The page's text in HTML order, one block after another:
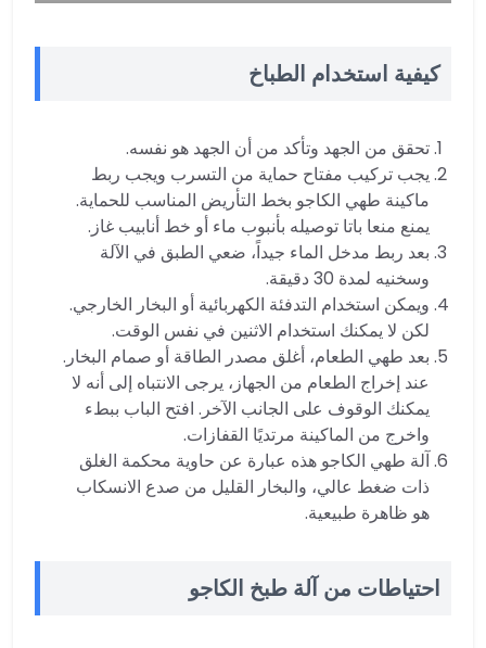
كيفية استخدام الطباخ
تحقق من الجهد وتأكد من أن الجهد هو نفسه.
يجب تركيب مفتاح حماية من التسرب ويجب ربط
ماكينة طهي الكاجو بخط التأريض المناسب للحماية.
يمنع منعا باتا توصيله بأنبوب ماء أو خط أنابيب غاز.
بعد ربط مدخل الماء جيداً، ضعي الطبق في الآلة
وسخنيه لمدة 30 دقيقة.
ويمكن استخدام التدفئة الكهربائية أو البخار الخارجي.
لكن لا يمكنك استخدام الاثنين في نفس الوقت.
بعد طهي الطعام، أغلق مصدر الطاقة أو صمام البخار.
عند إخراج الطعام من الجهاز، يرجى الانتباه إلى أنه لا
يمكنك الوقوف على الجانب الآخر. افتح الباب ببطء
واخرج من الماكينة مرتديًا القفازات.
آلة طهي الكاجو هذه عبارة عن حاوية محكمة الغلق
ذات ضغط عالي، والبخار القليل من صدع الانسكاب
هو ظاهرة طبيعية.
احتياطات من آلة طبخ الكاجو